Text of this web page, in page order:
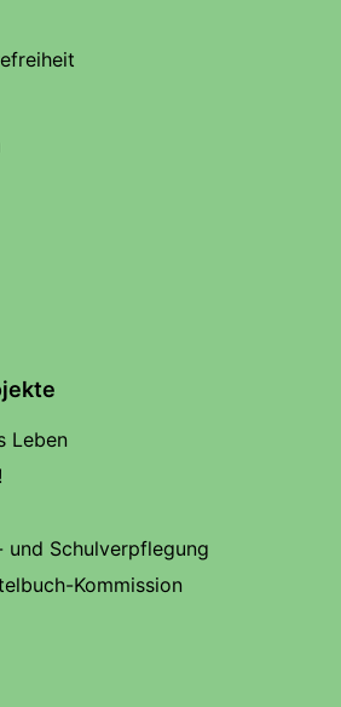
Leben
und Schulverpflegung
Kommission